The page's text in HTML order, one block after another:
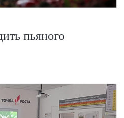
пьяного